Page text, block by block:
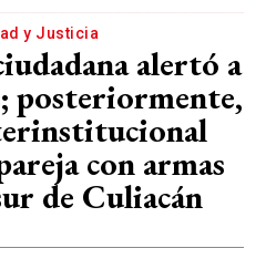
y Justicia
alertó a
posteriormente,
con armas
de Culiacán